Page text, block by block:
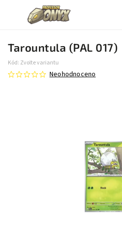
Tarountula (PAL 017)
Kód: Zvolte variantu
Neohodnoceno